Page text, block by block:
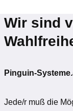
Wir sind
Pinguin-
Jede/r muß die